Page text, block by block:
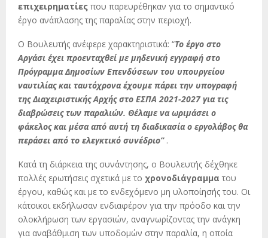
επιχειρηματίες που παρευρέθηκαν για το σημαντικό
έργο ανάπλασης της παραλίας στην περιοχή.
Ο Βουλευτής ανέφερε χαρακτηριστικά: “Το έργο στο
Αργάσι έχει προενταχθεί με μηδενική εγγραφή στο
Πρόγραμμα Δημοσίων Επενδύσεων του υπουργείου
ναυτιλίας και ταυτόχρονα έχουμε πάρει την υπογραφή
της Διαχειριστικής Αρχής στο ΕΣΠΑ 2021-2027 για τις
διαβρώσεις των παραλιών. Θέλαμε να ωριμάσει ο
φάκελος και μέσα από αυτή τη διαδικασία ο εργολάβος θα
περάσει από το ελεγκτικό συνέδριο” .
Κατά τη διάρκεια της συνάντησης, ο Βουλευτής δέχθηκε
πολλές ερωτήσεις σχετικά με το χρονοδιάγραμμα του
έργου, καθώς και με το ενδεχόμενο μη υλοποίησής του. Οι
κάτοικοι εκδήλωσαν ενδιαφέρον για την πρόοδο και την
ολοκλήρωση των εργασιών, αναγνωρίζοντας την ανάγκη
για αναβάθμιση των υποδομών στην παραλία, η οποία